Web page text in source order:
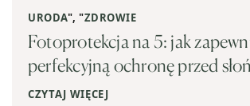
URODA", "ZDROWIE
Fotoprotekcja na 5: jak
perfekcyjną ochronę przed
CZYTAJ WIĘCEJ